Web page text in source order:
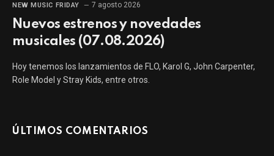
NEW MUSIC FRIDAY 7 agosto 2026
Nuevos estrenos y novedades
musicales (07.08.2026)
Hoy tenemos los lanzamientos de FLO, Karol G, John Carpenter,
Role Model y Stray Kids, entre otros.
ÚLTIMOS COMENTARIOS